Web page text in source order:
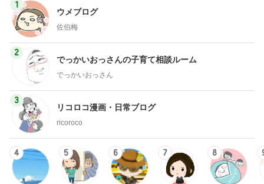
1
ウメブログ
佐伯梅
2
でっかいおっさんの子育て相談ルーム
でっかいおっさん
3
リコロコ漫画・日常ブログ
ricoroco
4 5 6 7 8